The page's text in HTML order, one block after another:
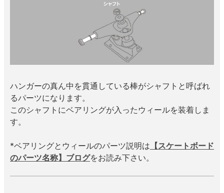
ハンガーの真ん中を貫通している棒がシャフトと呼ばれ
るパーツになります。
このシャフトにベアリングが入ったウィールを装着しま
す。
*ベアリングとウィールのパーツ説明は 【スケートボード
のパーツ名称】ブログをお読み下さい。